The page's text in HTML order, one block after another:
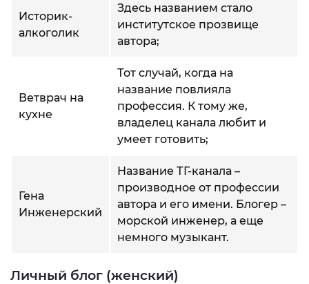
Историк-
алкоголик
Здесь названием стало
институтское прозвище
автора;
Ветврач на
кухне
Тот случай, когда на
название повлияла
профессия. К тому же,
владелец канала любит и
умеет готовить;
Гена
Инженерский
Название ТГ-канала –
производное от профессии
автора и его имени. Блогер –
морской инженер, а еще
немного музыкант.
Личный блог (женский)